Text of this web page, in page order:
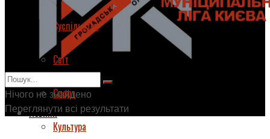
Суспільство
Світ
Спорт
Культура
Головна
Новини
Нічого не знайдено
Переглянути всі результати